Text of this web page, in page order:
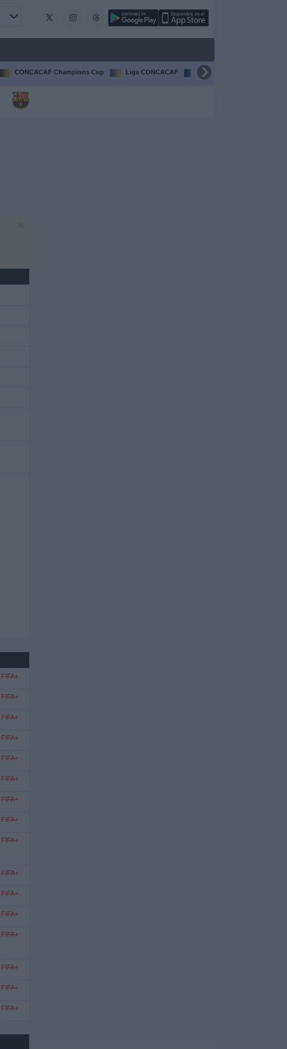
CONCACAF Champions Cup Liga CONCACAF Champions League
FIFA+
FIFA+
FIFA+
FIFA+
FIFA+
FIFA+
FIFA+
FIFA+
FIFA+
FIFA+
FIFA+
FIFA+
FIFA+
FIFA+
FIFA+
FIFA+